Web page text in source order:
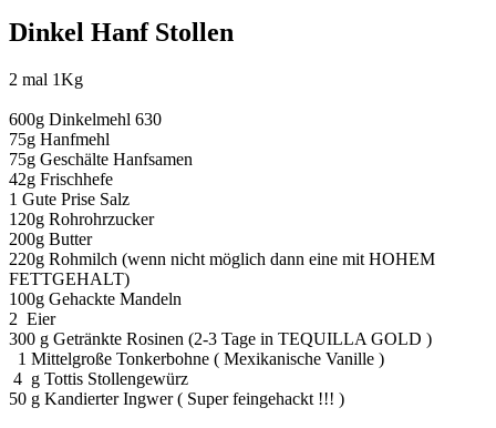
Dinkel Hanf Stollen
2 mal 1Kg
600g Dinkelmehl 630
75g Hanfmehl
75g Geschälte Hanfsamen
42g Frischhefe
1 Gute Prise Salz
120g Rohrohrzucker
200g Butter
220g Rohmilch (wenn nicht möglich dann eine mit HOHEM
FETTGEHALT)
100g Gehackte Mandeln
2 Eier
300 g Getränkte Rosinen (2-3 Tage in TEQUILLA GOLD )
1 Mittelgroße Tonkerbohne ( Mexikanische Vanille )
4 g Tottis Stollengewürz
50 g Kandierter Ingwer ( Super feingehackt !!! )